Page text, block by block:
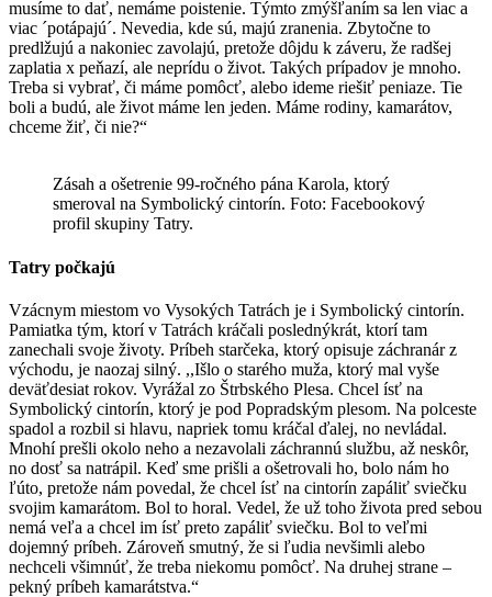
musíme to dať, nemáme poistenie. Týmto zmýšľaním sa len viac a
viac ´potápajú´. Nevedia, kde sú, majú zranenia. Zbytočne to
predlžujú a nakoniec zavolajú, pretože dôjdu k záveru, že radšej
zaplatia x peňazí, ale neprídu o život. Takých prípadov je mnoho.
Treba si vybrať, či máme pomôcť, alebo ideme riešiť peniaze. Tie
boli a budú, ale život máme len jeden. Máme rodiny, kamarátov,
chceme žiť, či nie?“
Zásah a ošetrenie 99-ročného pána Karola, ktorý
smeroval na Symbolický cintorín. Foto: Facebookový
profil skupiny Tatry.
Tatry počkajú
Vzácnym miestom vo Vysokých Tatrách je i Symbolický cintorín.
Pamiatka tým, ktorí v Tatrách kráčali poslednýkrát, ktorí tam
zanechali svoje životy. Príbeh starčeka, ktorý opisuje záchranár z
východu, je naozaj silný. ,,Išlo o starého muža, ktorý mal vyše
deväťdesiat rokov. Vyrážal zo Štrbského Plesa. Chcel ísť na
Symbolický cintorín, ktorý je pod Popradským plesom. Na polceste
spadol a rozbil si hlavu, napriek tomu kráčal ďalej, no nevládal.
Mnohí prešli okolo neho a nezavolali záchrannú službu, až neskôr,
no dosť sa natrápil. Keď sme prišli a ošetrovali ho, bolo nám ho
ľúto, pretože nám povedal, že chcel ísť na cintorín zapáliť sviečku
svojim kamarátom. Bol to horal. Vedel, že už toho života pred sebou
nemá veľa a chcel im ísť preto zapáliť sviečku. Bol to veľmi
dojemný príbeh. Zároveň smutný, že si ľudia nevšimli alebo
nechceli všimnúť, že treba niekomu pomôcť. Na druhej strane –
pekný príbeh kamarátstva.“